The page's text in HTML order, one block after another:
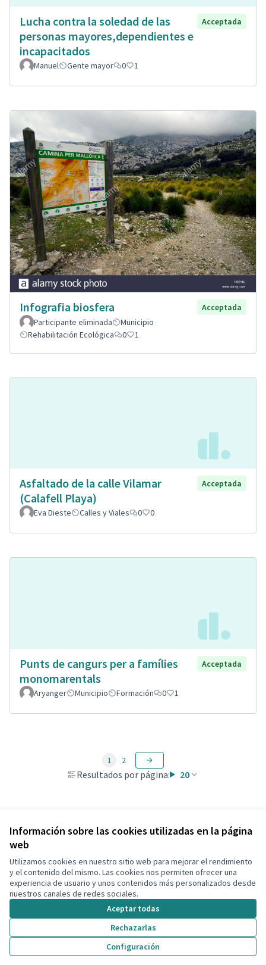
Información sobre las cookies utilizadas en la página
web
Utilizamos cookies en nuestro sitio web para mejorar el rendimiento
y el contenido del mismo. Las cookies nos permiten ofrecer una
experiencia de usuario y unos contenidos más personalizados desde
nuestros canales de redes sociales.
Aceptar todas
Rechazarlas
Configuración
Lucha contra la soledad de las
personas mayores,dependientes e
incapacitados
Acceptada
Manuel Gente mayor 0 1
Infografia biosfera
Acceptada
Participante eliminada
Municipio
Rehabilitación Ecológica
0 1
Asfaltado de la calle Vilamar
(Calafell Playa)
Acceptada
Eva Dieste Calles y Viales 0 0
Punts de cangurs per a famílies
monomarentals
Acceptada
Aryanger Municipio Formación 0 1
Resultados por página: 20
1 2
Ver todas las propuestas retiradas
Términos y condiciones de uso
Configuración de cookies
Decidim Calafell en X
(Enlace externo)
Decidim Calafell en Facebook
Decidim Calafell en YouTube
Decidim Calafell en GitHub
(Enlace externo)
Web creada consoftware libre .
Con licencia
(Enlace